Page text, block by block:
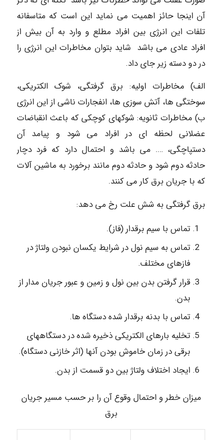
آن اینجا حائز اهمیت می نماید این است که متاسفانه
تلفات این انرژی بین افراد مطلع و وارد به آن بیش از
افراد عادی می باشد شاید بتوان مخاطرات این انرژی را
در دو دسته زیر جای داد.
الف) مخاطرات اولیه: برق گرفتگی، شوک الکتریکی،
سوختگی ها، آتش سوزی ها، انفجارات ناشی از این انرژی
ب) مخاطرات ثانویه: شوکهای کوچکی که باعث انقباضات
عضلانی لحظه ای در افراد می شود و پیامد آن
دستپاچگی، …. می باشد و احتمال دارد که فرد دچار
حادثه دوم شود و حادثه دوم مانند برخورد به ماشین آلات
که با جریان برق کار می کنند.
برق گرفتگی به شش علت رخ می ­دهد:
تماس با سیم برق­دار (فاز).
تماس به سیم نول در شرایط یکسان نبودن ولتاژ در
فازهای مختلف.
قرار گرفتن بدن بین نول و زمین و عبور جریان مدار از
بدن.
تماس با بدنه برق­دار شده دستگاه ­ها.
تخلیه بارهای الکتریکی ذخیره شده در دستگاه­های
برقی در زمان خاموش بودن آنها (اثر خازنی دستگاه­).
ایجاد اختلاف ولتاژ بین دو قسمت از بدن.
میزان خطر و احتمال وقوع آن را بر حسب مسیر جریان
برق